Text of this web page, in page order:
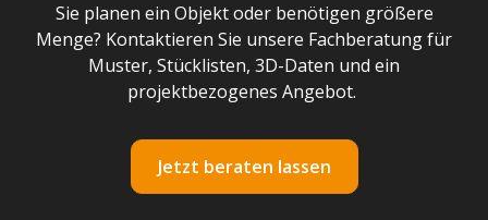
Sie planen ein Objekt oder benötigen größere
Menge? Kontaktieren Sie unsere Fachberatung für
Muster, Stücklisten, 3D-Daten und ein
projektbezogenes Angebot.
Jetzt beraten lassen